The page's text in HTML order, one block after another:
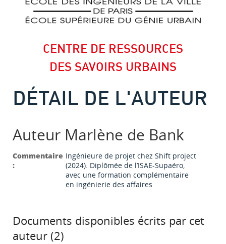
CENTRE DE RESSOURCES
DES SAVOIRS URBAINS
DÉTAIL DE L'AUTEUR
Auteur Marlène de Bank
Commentaire
:
Ingénieure de projet chez Shift project
(2024). Diplômée de l’ISAE-Supaéro,
avec une formation complémentaire
en ingénierie des affaires
Documents disponibles écrits par cet
auteur (2)